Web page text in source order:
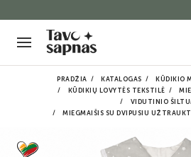
PRADŽIA KATALOGAS
KŪDIKIO
KŪDIKIŲ LOVYTĖS TEKSTILĖ
VIDUTINIO
MIEGMAIŠIS SU DVIPUSIU